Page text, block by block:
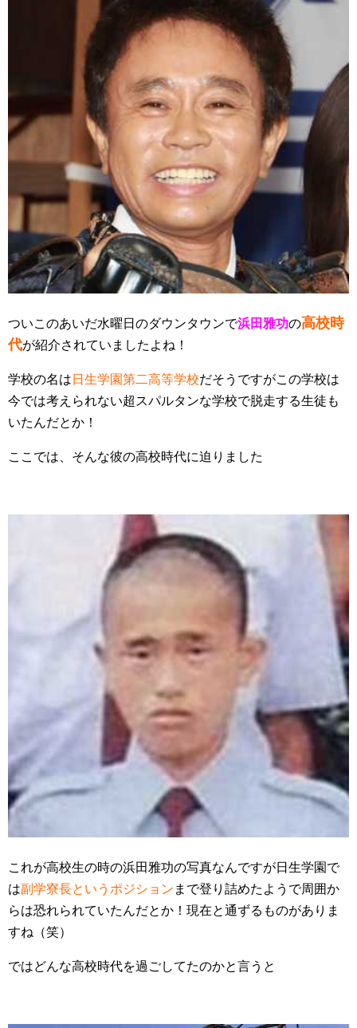
ついこのあいだ水曜日のダウンタウンで浜田雅功の高校時
代が紹介されていましたよね！
学校の名は 日生学園第二高等学校だそうですがこの学校は
今では考えられない超スパルタンな学校で脱走する生徒も
いたんだとか！
ここでは、そんな彼の高校時代に迫りました
これが高校生の時の浜田雅功の写真なんですが日生学園で
は副学寮長というポジション まで登り詰めたようで周囲か
らは恐れられていたんだとか！現在と通ずるものがありま
すね（笑）
ではどんな高校時代を過ごしてたのかと言うと